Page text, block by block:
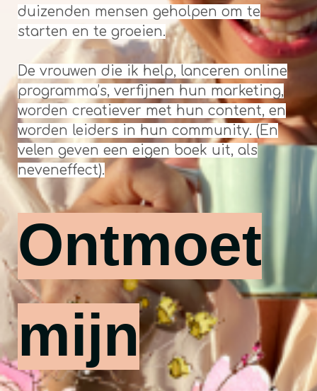
duizenden mensen geholpen om te
starten en te groeien.
De vrouwen die ik help, lanceren online
programma’s, verfijnen hun marketing,
worden creatiever met hun content, en
worden leiders in hun community. (En
velen geven een eigen boek uit, als
neveneffect).
Ontmoet
mijn